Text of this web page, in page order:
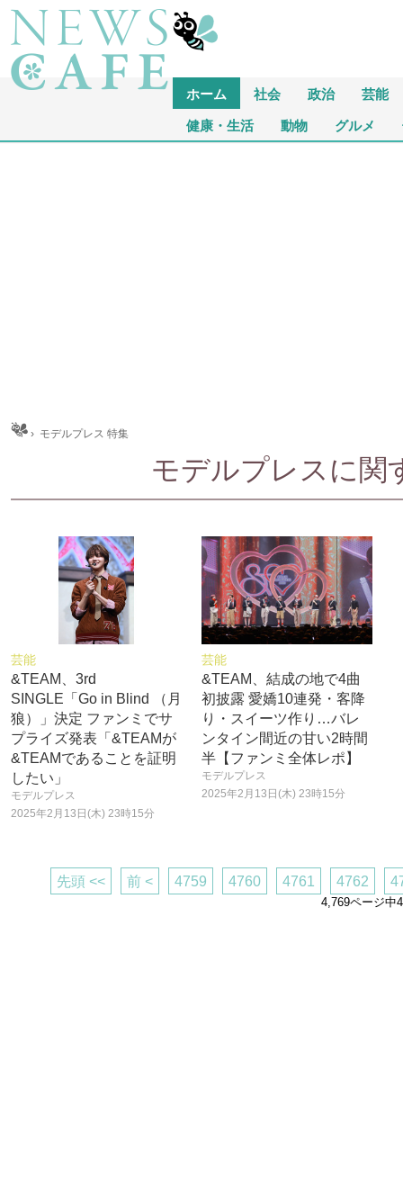
ホーム 社会 政治 芸能
健康・生活 動物 グルメ
› モデルプレス 特集
モデルプレスに関
芸能
&TEAM、3rd
SINGLE「Go in Blind （月
狼）」決定 ファンミでサ
プライズ発表「&TEAMが
&TEAMであることを証明
したい」
モデルプレス
2025年2月13日(木) 23時15分
芸能
&TEAM、結成の地で4曲
初披露 愛嬌10連発・客降
り・スイーツ作り…バレ
ンタイン間近の甘い2時間
半【ファンミ全体レポ】
モデルプレス
2025年2月13日(木) 23時15分
先頭 << 前 < 4759 4760 4761 4762
4,769ページ中